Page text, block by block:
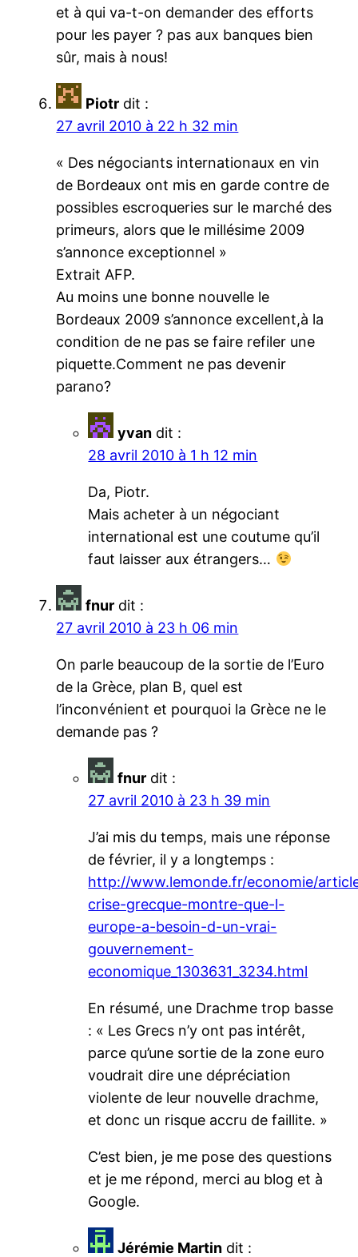
et à qui va-t-on demander des efforts
pour les payer ? pas aux banques bien
sûr, mais à nous!
Piotr dit :
27 avril 2010 à 22 h 32 min
« Des négociants internationaux en vin
de Bordeaux ont mis en garde contre de
possibles escroqueries sur le marché des
primeurs, alors que le millésime 2009
s’annonce exceptionnel »
Extrait AFP.
Au moins une bonne nouvelle le
Bordeaux 2009 s’annonce excellent,à la
condition de ne pas se faire refiler une
piquette.Comment ne pas devenir
parano?
yvan dit :
28 avril 2010 à 1 h 12 min
Da, Piotr.
Mais acheter à un négociant
international est une coutume qu’il
faut laisser aux étrangers…
fnur dit :
27 avril 2010 à 23 h 06 min
On parle beaucoup de la sortie de l’Euro
de la Grèce, plan B, quel est
l’inconvénient et pourquoi la Grèce ne le
demande pas ?
fnur dit :
27 avril 2010 à 23 h 39 min
J’ai mis du temps, mais une réponse
de février, il y a longtemps :
http://www.lemonde.fr/economie/
crise-grecque-montre-que-l-
europe-a-besoin-d-un-vrai-
gouvernement-
economique_1303631_3234.html
En résumé, une Drachme trop basse
: « Les Grecs n’y ont pas intérêt,
parce qu’une sortie de la zone euro
voudrait dire une dépréciation
violente de leur nouvelle drachme,
et donc un risque accru de faillite. »
C’est bien, je me pose des questions
et je me répond, merci au blog et à
Google.
Jérémie Martin dit :